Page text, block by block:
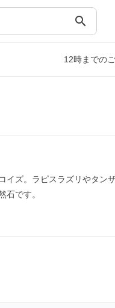
search
12時までの
ズ。ラピスラズリやタン
石です。